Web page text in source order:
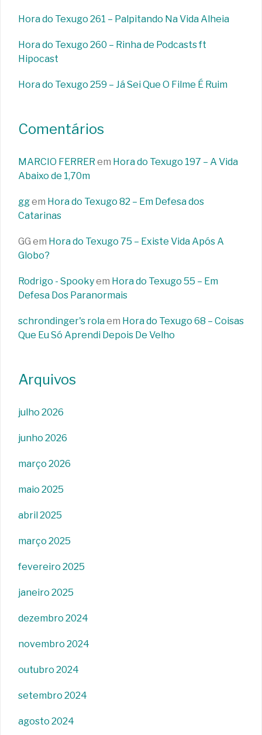
Hora do Texugo 261 – Palpitando Na Vida Alheia
Hora do Texugo 260 – Rinha de Podcasts ft
Hipocast
Hora do Texugo 259 – Já Sei Que O Filme É Ruim
Comentários
MARCIO FERRER em Hora do Texugo 197 – A Vida
Abaixo de 1,70m
ggem Hora do Texugo 82 – Em Defesa dos
Catarinas
GG em Hora do Texugo 75 – Existe Vida Após A
Globo?
Rodrigo - Spookyem Hora do Texugo 55 – Em
Defesa Dos Paranormais
schrondinger's rolaem Hora do Texugo 68 – Coisas
Que Eu Só Aprendi Depois De Velho
Arquivos
julho 2026
junho 2026
março 2026
maio 2025
abril 2025
março 2025
fevereiro 2025
janeiro 2025
dezembro 2024
novembro 2024
outubro 2024
setembro 2024
agosto 2024